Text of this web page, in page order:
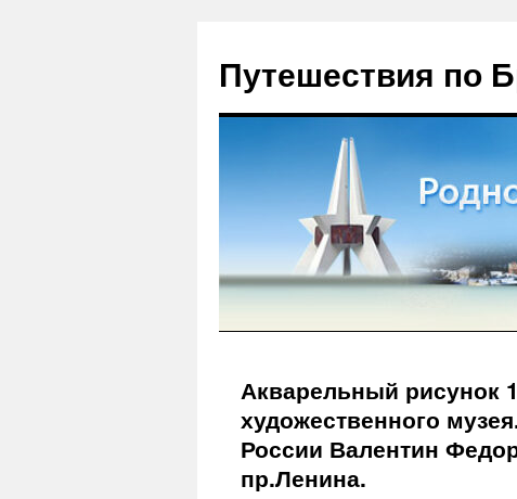
Путешествия по
Акварельный рисунок
художественного
России Валентин
пр.Ленина.